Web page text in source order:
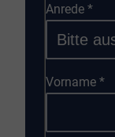
Anrede*
Vorname*